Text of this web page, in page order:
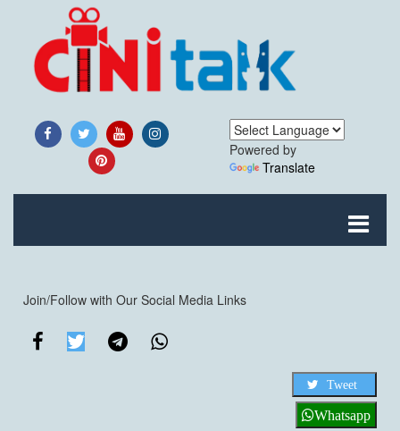
Powered by
Translate
Join/Follow with Our Social Media Links
Tweet
Whatsapp